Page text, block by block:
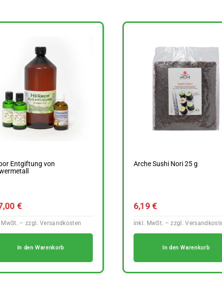
Entgiftung von
€
In den Warenkorb
Arche Sushi Nori 25 g
6,19€
In den Warenkorb